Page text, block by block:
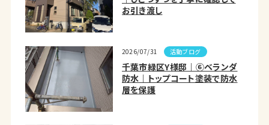
お引き渡し
2026/07/31 活動ブログ
千葉市緑区Y様邸｜⑥ベランダ
防水｜トップコート塗装で防水
層を保護